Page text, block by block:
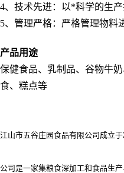
4、技术先进：以*科学的生
5、管理严格：严格管理物料
产品用途
保健食品、乳制品、谷物牛
食、糕点等
江山市五谷庄园食品有限公司成立于
公司是一家集粮食深加工和食品生